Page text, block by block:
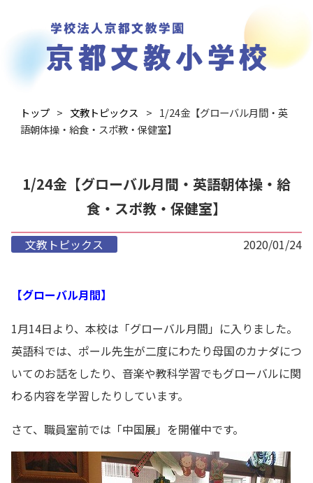
トップ 文教トピックス
1/24金【グローバル月間・英
語朝体操・給食・スポ教・保健室】
1/24金【グローバル月間・英語朝体操・給
食・スポ教・保健室】
文教トピックス 2020/01/24
【グローバル月間】
1月14日より、本校は「グローバル月間」に入りました。
英語科では、ポール先生が二度にわたり母国のカナダにつ
いてのお話をしたり、音楽や教科学習でもグローバルに関
わる内容を学習したりしています。
さて、職員室前では「中国展」を開催中です。